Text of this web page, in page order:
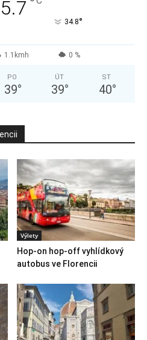
34.8°
1.1kmh 0 %
PO
39°
ÚT
39°
ST
40°
Výlety
Hop-on hop-off vyhlídkový
autobus ve Florencii